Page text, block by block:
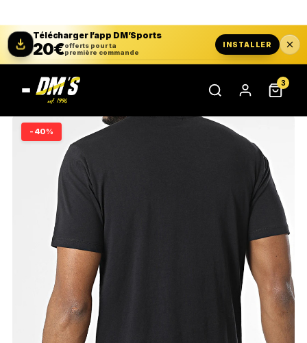
Télécharger l’app DM’Sports
20€offerts pour ta
première commande
INSTALLER
3
-40%